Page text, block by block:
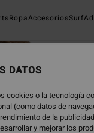
RopaAccesoriosSurf
DATOS
cookies o la tecnología
(como datos de
de la
y mejorar los